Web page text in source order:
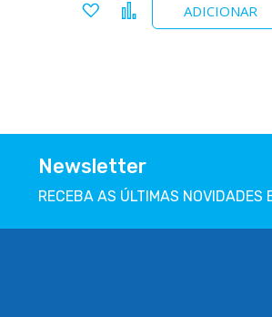
ADICIONAR
Adicionar a favoritos
Comparar
Newsletter
RECEBA AS ÚLTIMAS NOVIDADES